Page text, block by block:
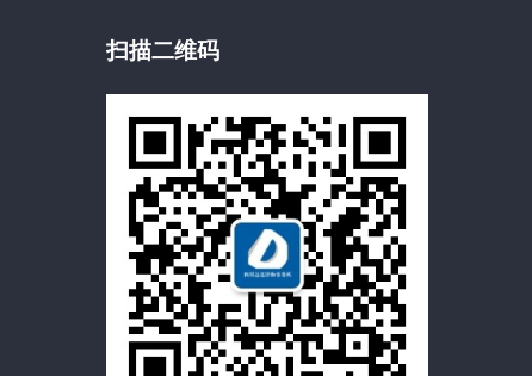
扫描二维码